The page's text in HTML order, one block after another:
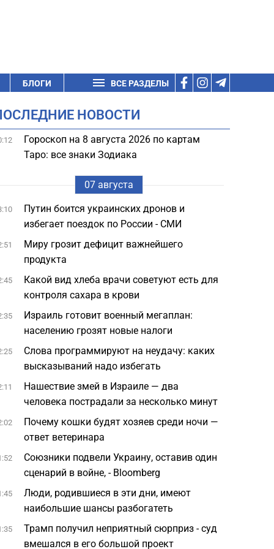
БЛОГИ ВСЕ РАЗДЕЛЫ
НОВОСТИ
Гороскоп на 8 августа 2026 по картам
Таро: все знаки Зодиака
07 августа
Путин боится украинских дронов и
избегает поездок по России - СМИ
Миру грозит дефицит важнейшего
продукта
Какой вид хлеба врачи советуют есть для
контроля сахара в крови
Израиль готовит военный мегаплан:
населению грозят новые налоги
Слова программируют на неудачу: каких
высказываний надо избегать
Нашествие змей в Израиле — два
человека пострадали за несколько минут
Почему кошки будят хозяев среди ночи —
ответ ветеринара
Союзники подвели Украину, оставив один
сценарий в войне, - Bloomberg
Люди, родившиеся в эти дни, имеют
наибольшие шансы разбогатеть
Трамп получил неприятный сюрприз - суд
вмешался в его большой проект